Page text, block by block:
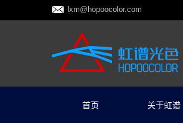
lxm@hopoocolor.com
首页 关于虹谱